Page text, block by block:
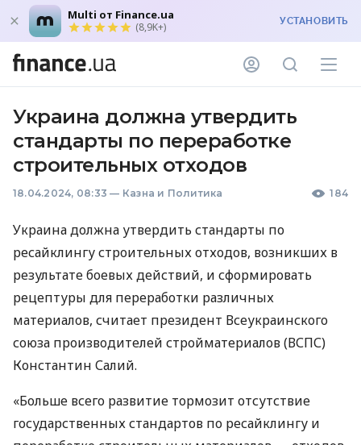
Multi от Finance.ua
(8,9K+) УСТАНОВИТЬ
Украина должна утвердить
стандарты по переработке
строительных отходов
18.04.2024, 08:33 — Казна и Политика 184
Украина должна утвердить стандарты по
ресайклингу строительных отходов, возникших в
результате боевых действий, и сформировать
рецептуры для переработки различных
материалов, считает президент Всеукраинского
союза производителей стройматериалов (ВСПС)
Константин Салий.
«Больше всего развитие тормозит отсутствие
государственных стандартов по ресайклингу и